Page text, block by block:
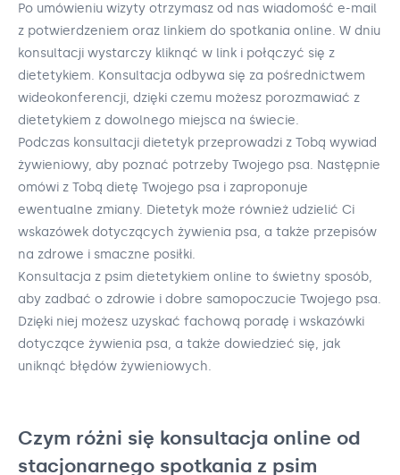
Po umówieniu wizyty otrzymasz od nas wiadomość e-mail
z potwierdzeniem oraz linkiem do spotkania online. W dniu
konsultacji wystarczy kliknąć w link i połączyć się z
dietetykiem. Konsultacja odbywa się za pośrednictwem
wideokonferencji, dzięki czemu możesz porozmawiać z
dietetykiem z dowolnego miejsca na świecie.
Podczas konsultacji dietetyk przeprowadzi z Tobą wywiad
żywieniowy, aby poznać potrzeby Twojego psa. Następnie
omówi z Tobą dietę Twojego psa i zaproponuje
ewentualne zmiany. Dietetyk może również udzielić Ci
wskazówek dotyczących żywienia psa, a także przepisów
na zdrowe i smaczne posiłki.
Konsultacja z psim dietetykiem online to świetny sposób,
aby zadbać o zdrowie i dobre samopoczucie Twojego psa.
Dzięki niej możesz uzyskać fachową poradę i wskazówki
dotyczące żywienia psa, a także dowiedzieć się, jak
uniknąć błędów żywieniowych.
Czym różni się konsultacja online od
stacjonarnego spotkania z psim